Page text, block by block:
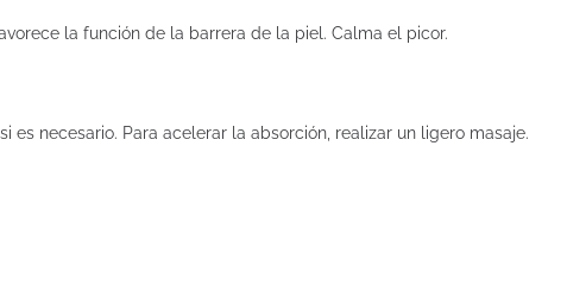
la función de la barrera de la piel. Calma el picor.
necesario. Para acelerar la absorción, realizar un ligero masaje.